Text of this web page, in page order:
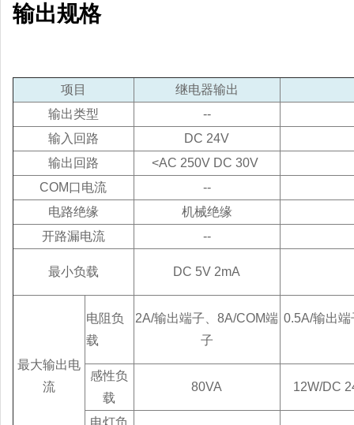
输出规格
项目
继电器输出
输出类型
--
输入回路
DC 24V
输出回路
<AC 250V DC 30V
COM口电流
--
电路绝缘
机械绝缘
开路漏电流
--
最小负载 DC 5V 2mA
最大输出电
流
电阻负
载
2A/输出端子、8A/COM端
子
0.5A/输出
感性负
载
80VA 12W/DC
电灯负